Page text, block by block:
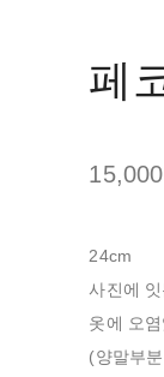
페
24cm
사진에
옷에 오
(양말부